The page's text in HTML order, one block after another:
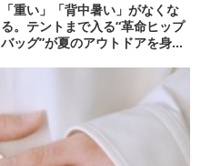
「重い」「背中暑い」がなくな
る。テントまで入る“革命ヒップ
バッグ”が夏のアウトドアを身軽